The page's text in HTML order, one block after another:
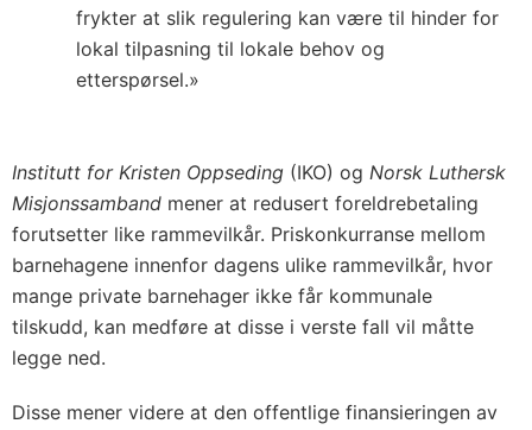
frykter at slik regulering kan være til hinder for
lokal tilpasning til lokale behov og
etterspørsel.»
Institutt for Kristen Oppseding (IKO) og Norsk Luthersk
Misjonssamband mener at redusert foreldrebetaling
forutsetter like rammevilkår. Priskonkurranse mellom
barnehagene innenfor dagens ulike rammevilkår, hvor
mange private barnehager ikke får kommunale
tilskudd, kan medføre at disse i verste fall vil måtte
legge ned.
Disse mener videre at den offentlige finansieringen av